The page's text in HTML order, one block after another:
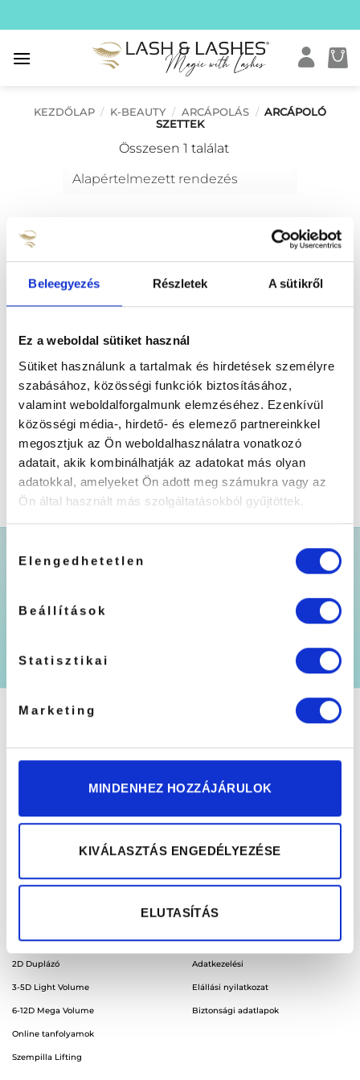
Beleegyezés Részletek A sütikről
Ez a weboldal sütiket használ
Sütiket használunk a tartalmak és hirdetések személyre
szabásához, közösségi funkciók biztosításához,
valamint weboldalforgalmunk elemzéséhez. Ezenkívül
közösségi média-, hirdető- és elemező partnereinkkel
megosztjuk az Ön weboldalhasználatra vonatkozó
adatait, akik kombinálhatják az adatokat más olyan
adatokkal, amelyeket Ön adott meg számukra vagy az
Ön által használt más szolgáltatásokból gyűjtöttek.
kiválasztása
Elengedhetetlen
Beállítások
Statisztikai
Marketing
MINDENHEZ HOZZÁJÁRULOK
KIVÁLASZTÁS ENGEDÉLYEZÉSE
ELUTASÍTÁS
to
content
KEZDŐLAP / K-BEAUTY / ARCÁPOLÁS / ARCÁPOLÓ
SZETTEK
Összesen 1 találat
Selections
KOSÁRBA TESZEM
ÜZLETÜNKBEN
30.000Ft
HÁZHOZSZÁLLÍTÁS
+36 20 220 6088 (üzlet)
+36 20 352 1685 (webáruház)
info@lashandlashes.hu
1149 Budapest
Rólunk
Hűségpont
1D Alap tréning
2D Duplázó
3-5D Light Volume
6-12D Mega Volume
Online tanfolyamok
Szempilla Lifting
JOGI INFORMÁCIÓK
Ászf
Adatkezelési
Elállási nyilatkozat
Biztonsági adatlapok